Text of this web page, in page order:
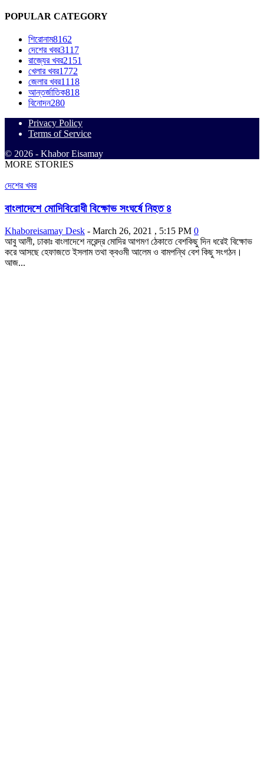
POPULAR CATEGORY
শিরোনাম8162
দেশের খবর3117
রাজ্যের খবর2151
খেলার খবর1772
জেলার খবর1118
আন্তর্জাতিক818
বিনোদন280
Privacy Policy
Terms of Service
© 2026 - Khabor Eisamay
MORE STORIES
দেশের খবর
বাংলাদেশে মোদিবিরোধী বিক্ষোভ সংঘর্ষে নিহত ৪
Khaboreisamay Desk - March 26, 2021 , 5:15 PM 0
আবু আলী, ঢাকাঃ বাংলাদেশে নরেন্দ্র মোদির আগমণ ঠেকাতে বেশকিছু দিন ধরেই বিক্ষোভ
করে আসছে হেফাজতে ইসলাম তথা ক্বওমী আলেম ও বামপন্থি বেশ কিছু সংগঠন।
আজ...